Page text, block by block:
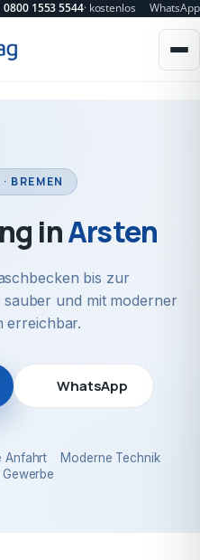
0800 1553 5544· kostenlos WhatsApp
BREMEN
inArsten
bis zur
und mit moderner
erreichbar.
WhatsApp
Anfahrt
Moderne Technik
Gewerbe